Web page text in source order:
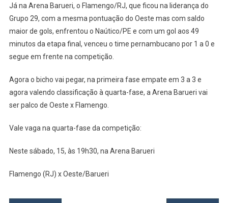
Copinha
Já na Arena Barueri, o Flamengo/RJ, que ficou na liderança do
Grupo 29, com a mesma pontuação do Oeste mas com saldo
maior de gols, enfrentou o Naútico/PE e com um gol aos 49
minutos da etapa final, venceu o time pernambucano por 1 a 0 e
segue em frente na competição.
Agora o bicho vai pegar, na primeira fase empate em 3 a 3 e
agora valendo classificação à quarta-fase, a Arena Barueri vai
ser palco de Oeste x Flamengo.
Vale vaga na quarta-fase da competição:
Neste sábado, 15, às 19h30, na Arena Barueri
Flamengo (RJ) x Oeste/Barueri